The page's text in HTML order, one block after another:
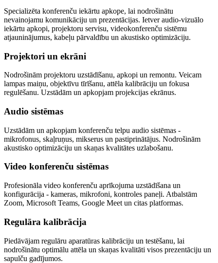
Specializēta konferenču iekārtu apkope, lai nodrošinātu
nevainojamu komunikāciju un prezentācijas. Ietver audio-vizuālo
iekārtu apkopi, projektoru servisu, videokonferenču sistēmu
atjauninājumus, kabeļu pārvaldību un akustisko optimizāciju.
Projektori un ekrāni
Nodrošinām projektoru uzstādīšanu, apkopi un remontu. Veicam
lampas maiņu, objektīvu tīrīšanu, attēla kalibrāciju un fokusa
regulēšanu. Uzstādām un apkopjam projekcijas ekrānus.
Audio sistēmas
Uzstādām un apkopjam konferenču telpu audio sistēmas -
mikrofonus, skaļruņus, mikserus un pastiprinātājus. Nodrošinām
akustisko optimizāciju un skaņas kvalitātes uzlabošanu.
Video konferenču sistēmas
Profesionāla video konferenču aprīkojuma uzstādīšana un
konfigurācija - kameras, mikrofoni, kontroles paneļi. Atbalstām
Zoom, Microsoft Teams, Google Meet un citas platformas.
Regulāra kalibrācija
Piedāvājam regulāru aparatūras kalibrāciju un testēšanu, lai
nodrošinātu optimālu attēla un skaņas kvalitāti visos prezentāciju un
sapulču gadījumos.